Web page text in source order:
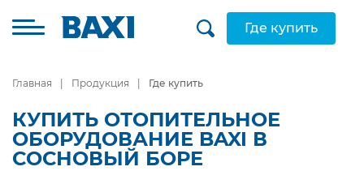
Где купить
Главная Продукция Где купить
КУПИТЬ ОТОПИТЕЛЬНОЕ
ОБОРУДОВАНИЕ BAXI В
СОСНОВЫЙ БОРЕ